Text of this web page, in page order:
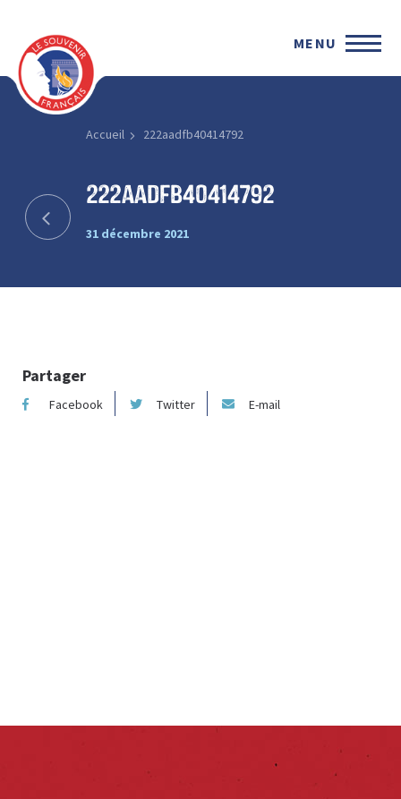
MENU
Accueil 222aadfb40414792
222aadfb40414792
31 décembre 2021
Partager
Facebook Twitter E-mail